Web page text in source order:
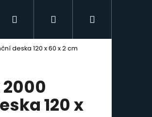
BLOG KONTAKTY
Přihlášení
deska 120 x 60 x 2 cm
120 x